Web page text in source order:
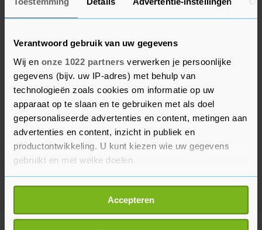
Verantwoord gebruik van uw gegevens
Wij en onze 1022 partners verwerken je persoonlijke
gegevens (bijv. uw IP-adres) met behulp van
technologieën zoals cookies om informatie op uw
apparaat op te slaan en te gebruiken met als doel
gepersonaliseerde advertenties en content, metingen aan
advertenties en content, inzicht in publiek en
productontwikkeling. U kunt kiezen wie uw gegevens
gebruikt en met welke doelen.
Als u het toestaat, willen we ook graag:
Informatie verzamelen over uw geografische
locatie, die tot een paar meter nauwkeurig kan zijn
Accepteren